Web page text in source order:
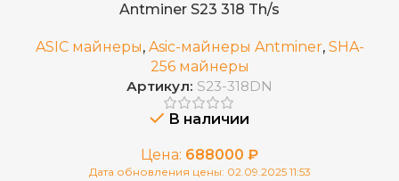
Antminer S23 318 Th/s
ASIC майнеры, Asic-майнеры Antminer, SHA-
256 майнеры
Артикул: S23-318DN
В наличии
Цена: 688000 ₽
Дата обновления цены: 02.09.2025 11:53